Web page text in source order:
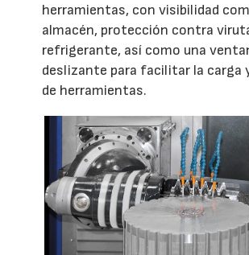
herramientas, con visibilidad
almacén, protección contra
refrigerante, así como una
deslizante para facilitar la carga
de herramientas.